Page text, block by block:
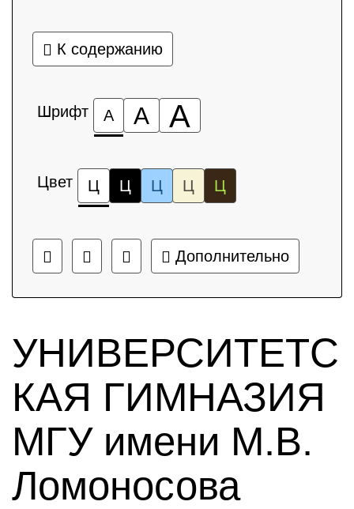
К содержанию
Шрифт А А А
Цвет Ц Ц Ц Ц Ц
Дополнительно
УНИВЕРСИТЕТС
КАЯ ГИМНАЗИЯ
МГУ имени М.В.
Ломоносова